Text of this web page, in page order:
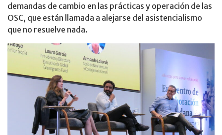
demandas de cambio en las prácticas y operación de las
OSC, que están llamada a alejarse del asistencialismo
que no resuelve nada.